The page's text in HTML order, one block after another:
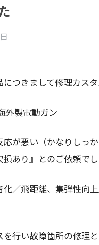
つきまして修理カス
外製電動ガン
が悪い（かなりしっ
あり』とのご依頼でし
／飛距離、集弾性向
行い故障箇所の修理